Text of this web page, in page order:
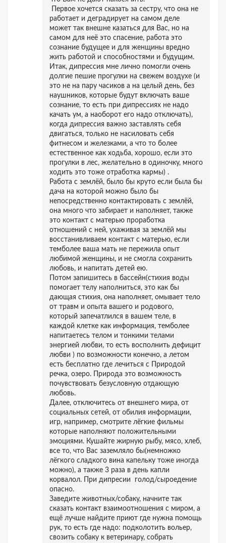
Первое хочется сказать за сестру, что она не
работает и деградирует на самом деле
может так внешне казаться для Вас, но на
самом для неё это спасение, работа это
сознание будущее и для женщины вредно
жить работой и способностями и будущим.
Итак, дипрессия мне лично помогли очень
долгие пешие прогулки на свежем воздухе (и
это не на пару часиков а на целый день, без
наушников, которые будут включать ваше
сознание, то есть при дипрессиях не надо
качать ум, а наоборот его надо отключать),
когда дипрессия важно заставлять себя
двигаться, только не насиловать себя
фитнесом и железками, а что то более
естественное как ходьба, хорошо, если это
прогулки в лес, желательно в одиночку, много
ходить это тоже отработка кармы) .
Работа с землёй, было бы круто если была бы
дача на которой можно было бы
непосредственно контактировать с землёй,
она много что забирает и наполняет, также
это контакт с матерью проработка
отношений с ней, ухаживая за землёй мы
восстанивливаем контакт с матерью, если
темболее ваша мать не пережила опыт
любимой женщины, и не смогла сохранить
любовь, и напитать детей ею.
Потом запишитесь в бассейн(стихия воды
помогает телу наполниться, это как бы
дающая стихия, она наполняет, омывает тело
от травм и опыта вашего и родового,
который запечатлился в вашем теле, в
каждой клетке как информация, темболее
напитаетесь телом и тонкими телами
энергией любви, то есть восполнить дефицит
любви ) по возможности конечно, а летом
есть бесплатно где лечиться с Природой
речка, озеро. Природа это возможность
почувствовать безусловную отдающую
любовь.
Далее, отключитесь от внешнего мира, от
социальных сетей, от обилия информации,
игр, например, смотрите лёгкие фильмы
которые наполняют положительными
эмоциями. Кушайте жирную рыбу, мясо, хлеб,
все то, что Вас заземляло бы(немножко
лёгкого сладкого вина капельку тоже иногда
можно), а также 3 раза в день капли
корвалол. При дипресии голод/сыроедение
опасно.
Заведите животных/собаку, начните так
сказать контакт взаимоотношения с миром, а
ещё лучше найдите приют где нужна помощь
рук, то есть где надо: подколотить вольер,
свозить собаку к ветеринару, собрать